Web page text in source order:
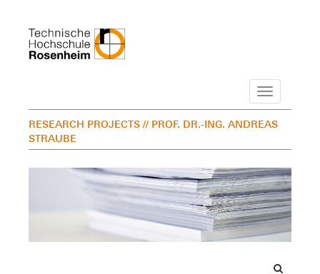
Navigation
RESEARCH PROJECTS // PROF. DR.-ING. ANDREAS
STRAUBE